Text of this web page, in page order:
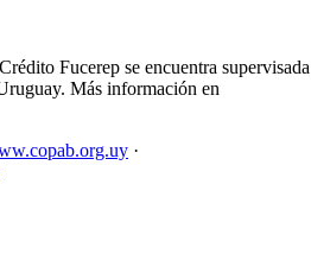
Fucerep se encuentra supervisada
Más información en
·